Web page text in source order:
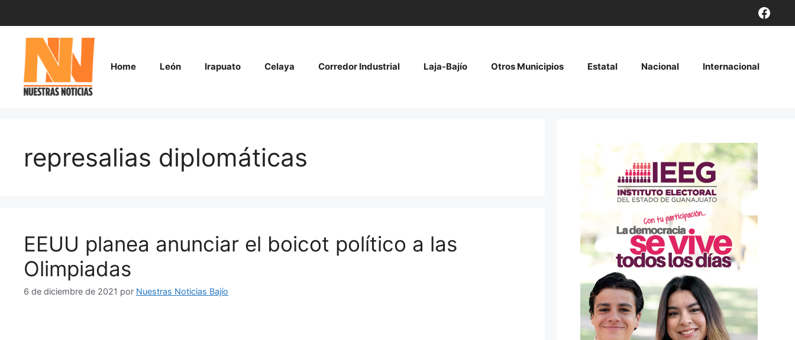
contenido
Home León Irapuato Celaya Corredor Industrial Laja-Bajío Otros Municipios Estatal Nacional Internacional
represalias diplomáticas
EEUU planea anunciar el boicot político a las
Olimpiadas
6 de diciembre de 2021 por Nuestras Noticias Bajío